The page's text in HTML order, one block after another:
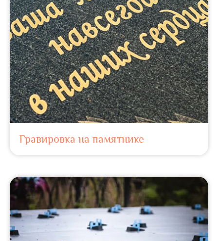
Гравировка на памятнике